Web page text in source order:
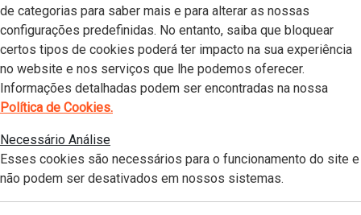
de categorias para saber mais e para alterar as nossas
configurações predefinidas. No entanto, saiba que bloquear
certos tipos de cookies poderá ter impacto na sua experiência
no website e nos serviços que lhe podemos oferecer.
Informações detalhadas podem ser encontradas na nossa
Política de Cookies.
Necessário Análise
Esses cookies são necessários para o funcionamento do site e
não podem ser desativados em nossos sistemas.